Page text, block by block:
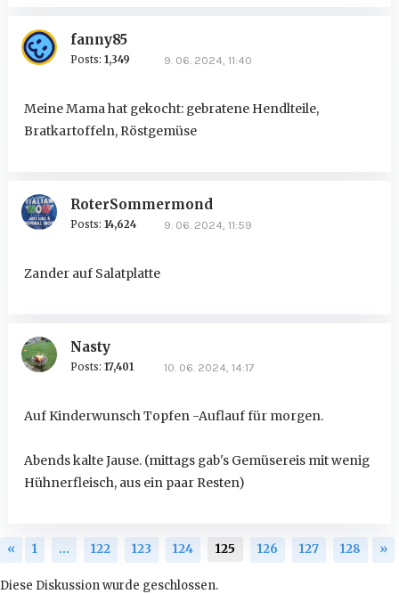
fanny85
Posts: 1,349 9. 06. 2024, 11:40
Meine Mama hat gekocht: gebratene Hendlteile,
Bratkartoffeln, Röstgemüse
RoterSommermond
Posts: 14,624 9. 06. 2024, 11:59
Zander auf Salatplatte
Nasty
Posts: 17,401 10. 06. 2024, 14:17
Auf Kinderwunsch Topfen -Auflauf für morgen.
Abends kalte Jause. (mittags gab's Gemüsereis mit wenig
Hühnerfleisch, aus ein paar Resten)
« 1 … 122 123 124 125 126 127 128 »
Diese Diskussion wurde geschlossen.